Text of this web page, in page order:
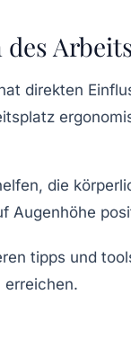
direkten
die
Augenhöhe